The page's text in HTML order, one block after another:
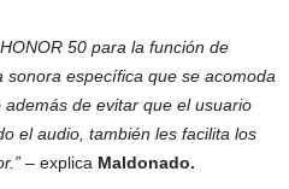
50 para la función de
específica que se acomoda
de evitar que el usuario
el audio, también les facilita los
– explica Maldonado.